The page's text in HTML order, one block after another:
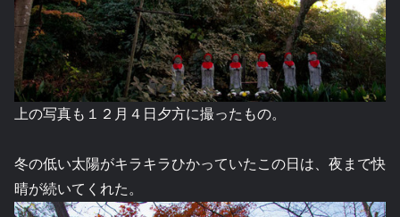
上の写真も１２月４日夕方に撮ったもの。
冬の低い太陽がキラキラひかっていたこの日は、夜まで快
晴が続いてくれた。